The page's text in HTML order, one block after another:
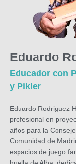
Eduardo
Educador con
y Pikler
Eduardo Rodriguez
profesional en
años para la
Comunidad de
espacios de juego
huella de Alba,